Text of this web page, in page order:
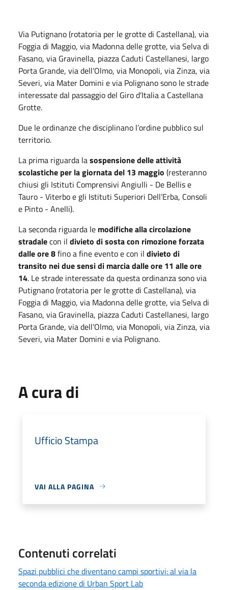
Via Putignano (rotatoria per le grotte di Castellana), via
Foggia di Maggio, via Madonna delle grotte, via Selva di
Fasano, via Gravinella, piazza Caduti Castellanesi, largo
Porta Grande, via dell’Olmo, via Monopoli, via Zinza, via
Severi, via Mater Domini e via Polignano sono le strade
interessate dal passaggio del Giro d’Italia a Castellana
Grotte.
Due le ordinanze che disciplinano l’ordine pubblico sul
territorio.
La prima riguarda lasospensione delle attività
scolastiche per la giornata del 13 maggio (resteranno
chiusi gli Istituti Comprensivi Angiulli - De Bellis e
Tauro - Viterbo e gli Istituti Superiori Dell’Erba, Consoli
e Pinto - Anelli).
La seconda riguarda le modifiche alla circolazione
stradalecon il divieto di sosta con rimozione forzata
dalle ore 8fino a fine evento e con il divieto di
transito nei due sensi di marcia dalle ore 11 alle ore
14. Le strade interessate da questa ordinanza sono via
Putignano (rotatoria per le grotte di Castellana), via
Foggia di Maggio, via Madonna delle grotte, via Selva di
Fasano, via Gravinella, piazza Caduti Castellanesi, largo
Porta Grande, via dell’Olmo, via Monopoli, via Zinza, via
Severi, via Mater Domini e via Polignano.
A cura di
Ufficio Stampa
VAI ALLA PAGINA
Contenuti correlati
Spazi pubblici che diventano campi sportivi: al via la
seconda edizione di Urban Sport Lab